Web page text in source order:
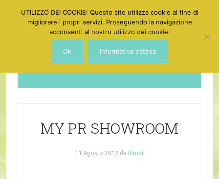
Dotgirl
MY PR SHOWROOM
11 Agosto 2012 da Bimbi
UTILIZZO DEI COOKIE: Questo sito utilizza cookie al fine di
migliorare i propri servizi. Proseguendo la navigazione
acconsenti al nostro utilizzo dei cookie.
Ok Informativa estesa